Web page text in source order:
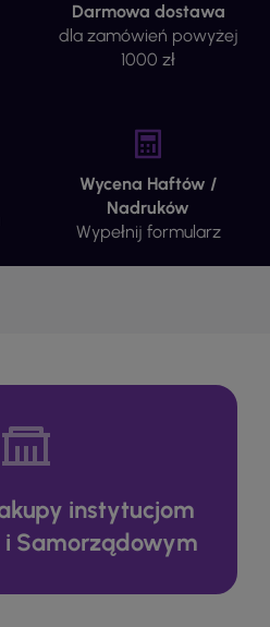
Darmowa dostawa
dla zamówień powyżej
1000 zł
Wycena Haftów /
Nadruków
Wypełnij formularz
instytucjom
Samorządowym